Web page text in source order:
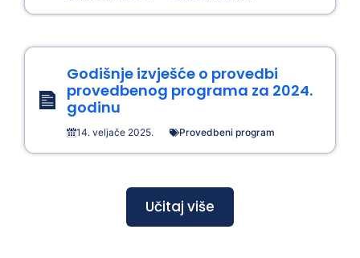
Godišnje izvješće o provedbi
provedbenog programa za 2024.
godinu
14. veljače 2025. Provedbeni program
Učitaj više